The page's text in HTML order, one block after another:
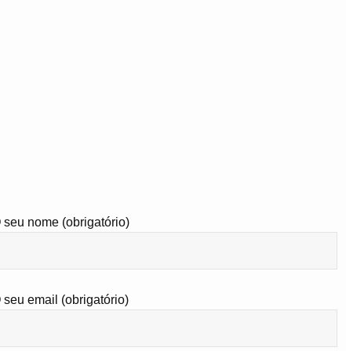
seu nome (obrigatório)
seu email (obrigatório)